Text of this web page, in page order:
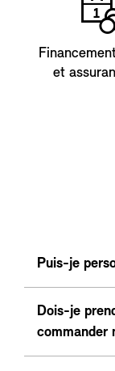
et
Puis-je
Dois-je
commander